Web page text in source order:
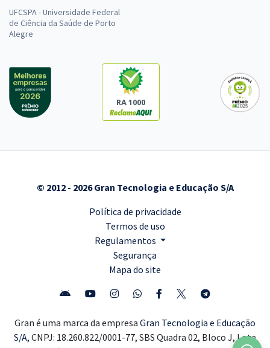
UFCSPA - Universidade Federal
de Ciência da Saúde de Porto
Alegre
RA 1000
© 2012 - 2026 Gran Tecnologia e Educação S/A
Política de privacidade
Termos de uso
Regulamentos
Segurança
Mapa do site
Gran é uma marca da empresa Gran Tecnologia e Educação
S/A, CNPJ: 18.260.822/0001-77, SBS Quadra 02, Bloco J, Lote